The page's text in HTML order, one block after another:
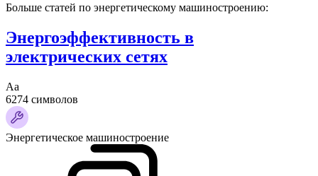
Больше статей по энергетическому машиностроению:
Энергоэффективность в
электрических сетях
Аа
6274 символов
Энергетическое машиностроение